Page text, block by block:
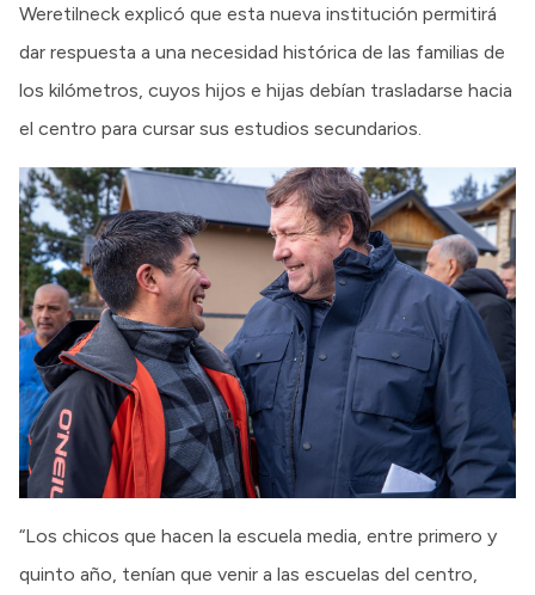
Weretilneck explicó que esta nueva institución permitirá
dar respuesta a una necesidad histórica de las familias de
los kilómetros, cuyos hijos e hijas debían trasladarse hacia
el centro para cursar sus estudios secundarios.
“Los chicos que hacen la escuela media, entre primero y
quinto año, tenían que venir a las escuelas del centro,